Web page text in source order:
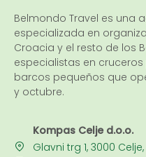
Belmondo Travel es una
especializada en
Croacia y el resto de los
especialistas en
barcos pequeños que
y octubre.
Kompas Celje d.o.o.
Glavni trg 1, 3000